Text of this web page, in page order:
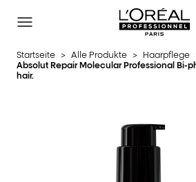
L'Oréal Professionnel Paris
SITE MENU
Startseite > Alle Produkte > Haarpflege
Absolut Repair Molecular Professional Bi-
hair.